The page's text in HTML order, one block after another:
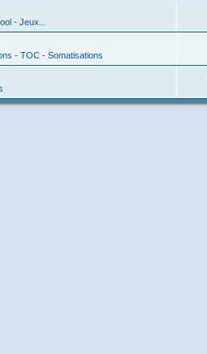
- Jeux...
- TOC - Somatisations